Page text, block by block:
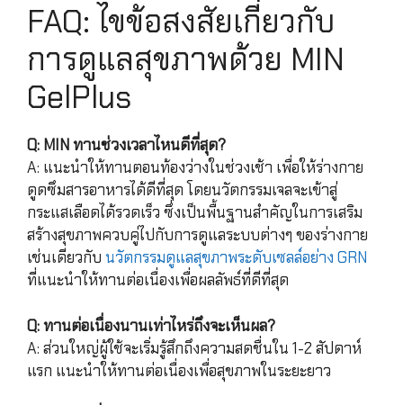
FAQ: ไขข้อสงสัยเกี่ยวกับ
การดูแลสุขภาพด้วย MIN
GelPlus
Q: MIN ทานช่วงเวลาไหนดีที่สุด?
A: แนะนำให้ทานตอนท้องว่างในช่วงเช้า เพื่อให้ร่างกาย
ดูดซึมสารอาหารได้ดีที่สุด โดยนวัตกรรมเจลจะเข้าสู่
กระแสเลือดได้รวดเร็ว ซึ่งเป็นพื้นฐานสำคัญในการเสริม
สร้างสุขภาพควบคู่ไปกับการดูแลระบบต่างๆ ของร่างกาย
เช่นเดียวกับ นวัตกรรมดูแลสุขภาพระดับเซลล์อย่าง GRN
ที่แนะนำให้ทานต่อเนื่องเพื่อผลลัพธ์ที่ดีที่สุด
Q: ทานต่อเนื่องนานเท่าไหร่ถึงจะเห็นผล?
A: ส่วนใหญ่ผู้ใช้จะเริ่มรู้สึกถึงความสดชื่นใน 1-2 สัปดาห์
แรก แนะนำให้ทานต่อเนื่องเพื่อสุขภาพในระยะยาว